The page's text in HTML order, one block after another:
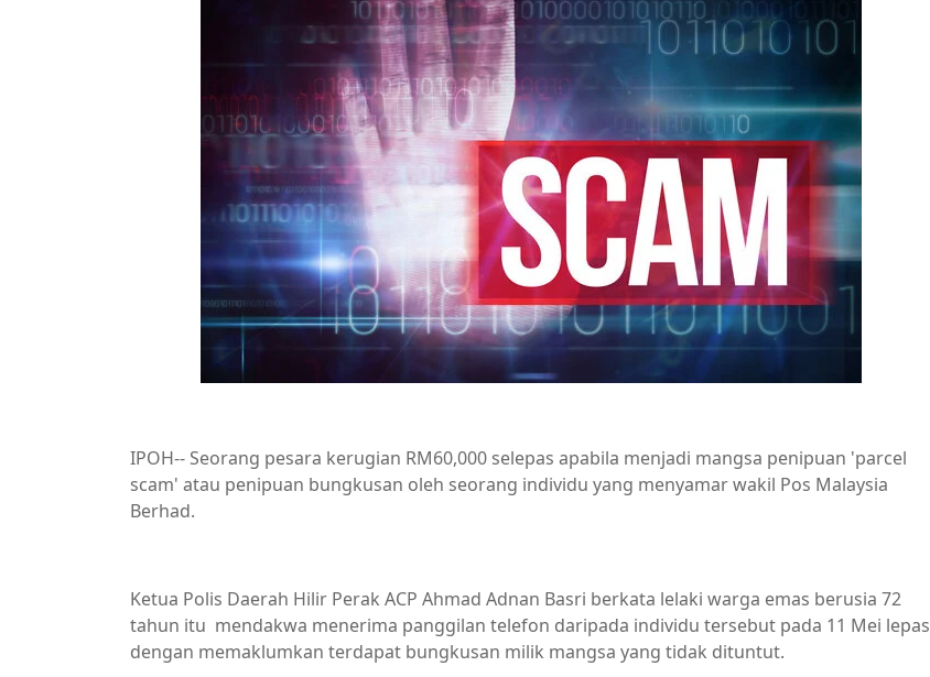
IPOH-- Seorang pesara kerugian RM60,000 selepas apabila menjadi mangsa penipuan 'parcel
scam' atau penipuan bungkusan oleh seorang individu yang menyamar wakil Pos Malaysia
Berhad.
Ketua Polis Daerah Hilir Perak ACP Ahmad Adnan Basri berkata lelaki warga emas berusia 72
tahun itu mendakwa menerima panggilan telefon daripada individu tersebut pada 11 Mei lepas
dengan memaklumkan terdapat bungkusan milik mangsa yang tidak dituntut.